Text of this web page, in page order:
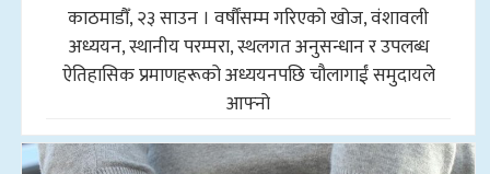
काठमाडौँ, २३ साउन । वर्षौंसम्म गरिएको खोज, वंशावली
अध्ययन, स्थानीय परम्परा, स्थलगत अनुसन्धान र उपलब्ध
ऐतिहासिक प्रमाणहरूको अध्ययनपछि चौलागाईं समुदायले
आफ्नो